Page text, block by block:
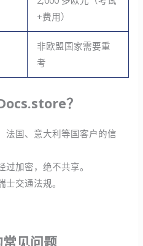
+费用）
非欧盟国家需要重
考
？
法国、意大利等国客户的信
过加密，绝不共享。
士交通法规。
见问题